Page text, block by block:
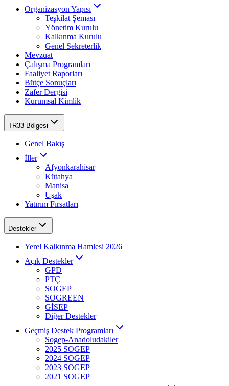
Organizasyon Yapısı
Teşkilat Şeması
Yönetim Kurulu
Kalkınma Kurulu
Genel Sekreterlik
Mevzuat
Çalışma Programları
Faaliyet Raporları
Bütçe Sonuçları
Zafer Dergisi
Kurumsal Kimlik
TR33 Bölgesi
Genel Bakış
İller
Afyonkarahisar
Kütahya
Manisa
Uşak
Yatırım Fırsatları
Destekler
Yerel Kalkınma Hamlesi 2026
Açık Destekler
GPD
PTÇ
SOGEP
SOGREEN
GİSEP
Diğer Destekler
Geçmiş Destek Programları
Sogep-Anadoludakiler
2025 SOGEP
2024 SOGEP
2023 SOGEP
2021 SOGEP